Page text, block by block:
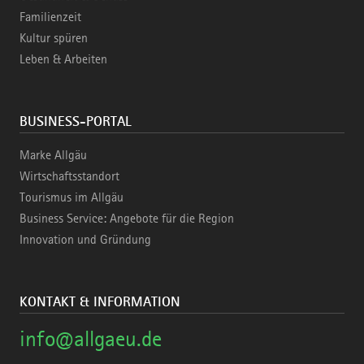
Familienzeit
Kultur spüren
Leben & Arbeiten
BUSINESS-PORTAL
Marke Allgäu
Wirtschaftsstandort
Tourismus im Allgäu
Business Service: Angebote für die Region
Innovation und Gründung
KONTAKT & INFORMATION
info@allgaeu.de